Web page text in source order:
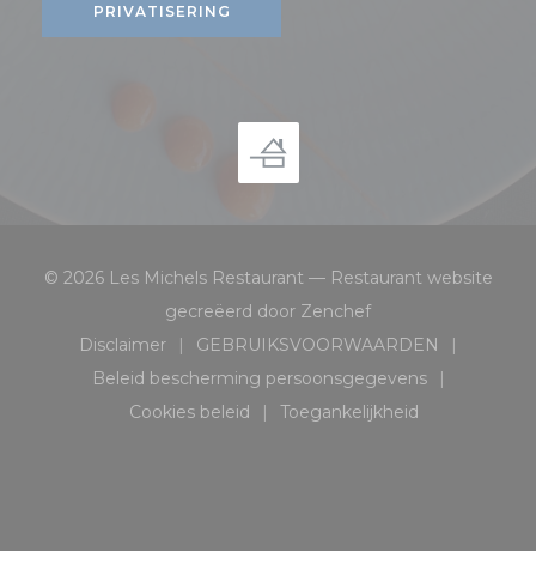
PRIVATISERING
© 2026 Les Michels Restaurant — Restaurant website
gecreëerd door Zenchef((opent in een
Disclaimer
((opent in een nieuw venster))
GEBRUIKSVOORWAARDEN
((opent in een nieuw
Beleid bescherming persoonsgegevens
((opent in een nieuw venster))
Cookies beleid
((opent in een nieuw venster))
Toegankelijkheid
((opent in een nieuw